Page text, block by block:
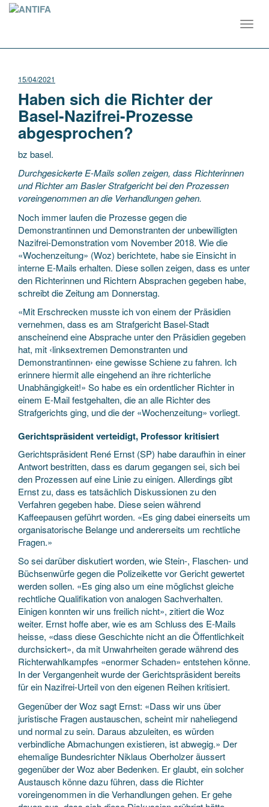
15/04/2021
Haben sich die Richter der
Basel-Nazifrei-Prozesse
abgesprochen?
bz basel.
Durchgesickerte E-Mails sollen zeigen, dass Richterinnen
und Richter am Basler Strafgericht bei den Prozessen
voreingenommen an die Verhandlungen gehen.
Noch immer laufen die Prozesse gegen die
Demonstrantinnen und Demonstranten der unbewilligten
Nazifrei-Demonstration vom November 2018. Wie die
«Wochenzeitung» (Woz) berichtete, habe sie Einsicht in
interne E-Mails erhalten. Diese sollen zeigen, dass es unter
den Richterinnen und Richtern Absprachen gegeben habe,
schreibt die Zeitung am Donnerstag.
«Mit Erschrecken musste ich von einem der Präsidien
vernehmen, dass es am Strafgericht Basel-Stadt
anscheinend eine Absprache unter den Präsidien gegeben
hat, mit ‹linksextremen Demonstranten und
Demonstrantinnen› eine gewisse Schiene zu fahren. Ich
erinnere hiermit alle eingehend an ihre richterliche
Unabhängigkeit!» So habe es ein ordentlicher Richter in
einem E-Mail festgehalten, die an alle Richter des
Strafgerichts ging, und die der «Wochenzeitung» vorliegt.
Gerichtspräsident verteidigt, Professor kritisiert
Gerichtspräsident René Ernst (SP) habe daraufhin in einer
Antwort bestritten, dass es darum gegangen sei, sich bei
den Prozessen auf eine Linie zu einigen. Allerdings gibt
Ernst zu, dass es tatsächlich Diskussionen zu den
Verfahren gegeben habe. Diese seien während
Kaffeepausen geführt worden. «Es ging dabei einerseits um
organisatorische Belange und andererseits um rechtliche
Fragen.»
So sei darüber diskutiert worden, wie Stein-, Flaschen- und
Büchsenwürfe gegen die Polizeikette vor Gericht gewertet
werden sollen. «Es ging also um eine möglichst gleiche
rechtliche Qualifikation von analogen Sachverhalten.
Einigen konnten wir uns freilich nicht», zitiert die Woz
weiter. Ernst hoffe aber, wie es am Schluss des E-Mails
heisse, «dass diese Geschichte nicht an die Öffentlichkeit
durchsickert», da mit Unwahrheiten gerade während des
Richterwahlkampfes «enormer Schaden» entstehen könne.
In der Vergangenheit wurde der Gerichtspräsident bereits
für ein Nazifrei-Urteil von den eigenen Reihen kritisiert.
Gegenüber der Woz sagt Ernst: «Dass wir uns über
juristische Fragen austauschen, scheint mir naheliegend
und normal zu sein. Daraus abzuleiten, es würden
verbindliche Abmachungen existieren, ist abwegig.» Der
ehemalige Bundesrichter Niklaus Oberholzer äussert
gegenüber der Woz aber Bedenken. Er glaubt, ein solcher
Austausch könne dazu führen, dass die Richter
voreingenommen in die Verhandlungen gehen. Er gehe